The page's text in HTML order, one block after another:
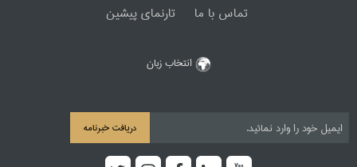
تماس با ما
تارنمای پیشین
انتخاب زبان
دریافت خبرنامه